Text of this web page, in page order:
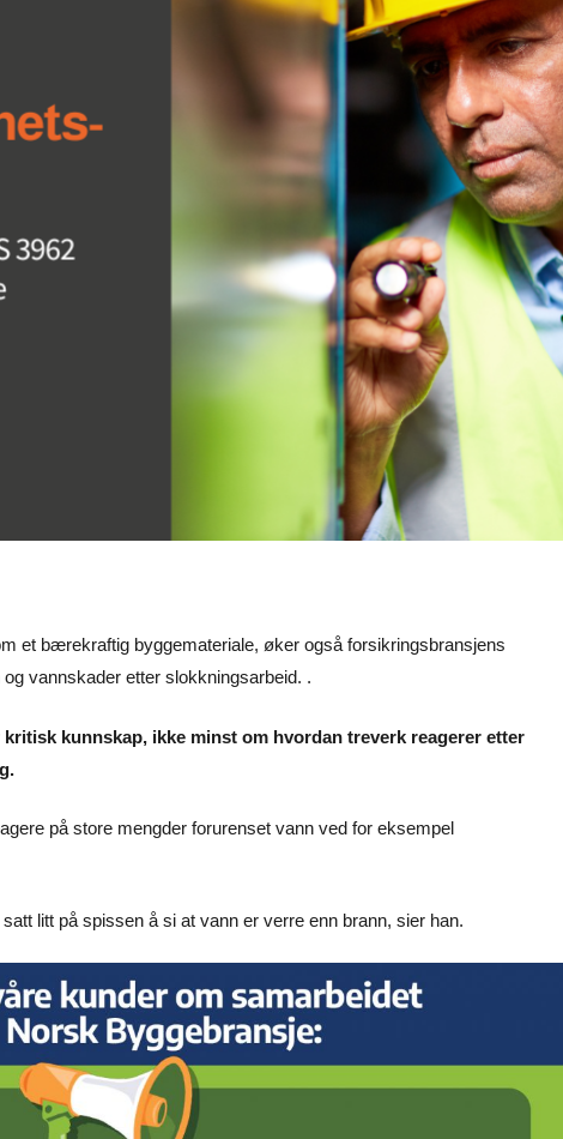
et bærekraftig byggemateriale, øker også forsikringsbransjens
vannskader etter slokkningsarbeid. .
kunnskap, ikke minst om hvordan treverk reagerer etter
på store mengder forurenset vann ved for eksempel
litt på spissen å si at vann er verre enn brann, sier han.